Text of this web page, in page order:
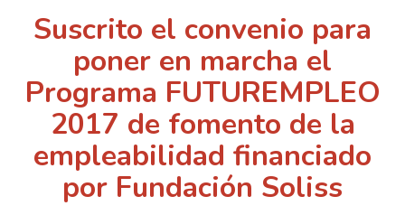
Suscrito el convenio para
poner en marcha el
Programa FUTUREMPLEO
2017 de fomento de la
empleabilidad financiado
por Fundación Soliss